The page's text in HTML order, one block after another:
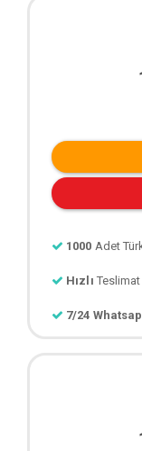
1000 Adet
Hızlı Teslimat
7/24